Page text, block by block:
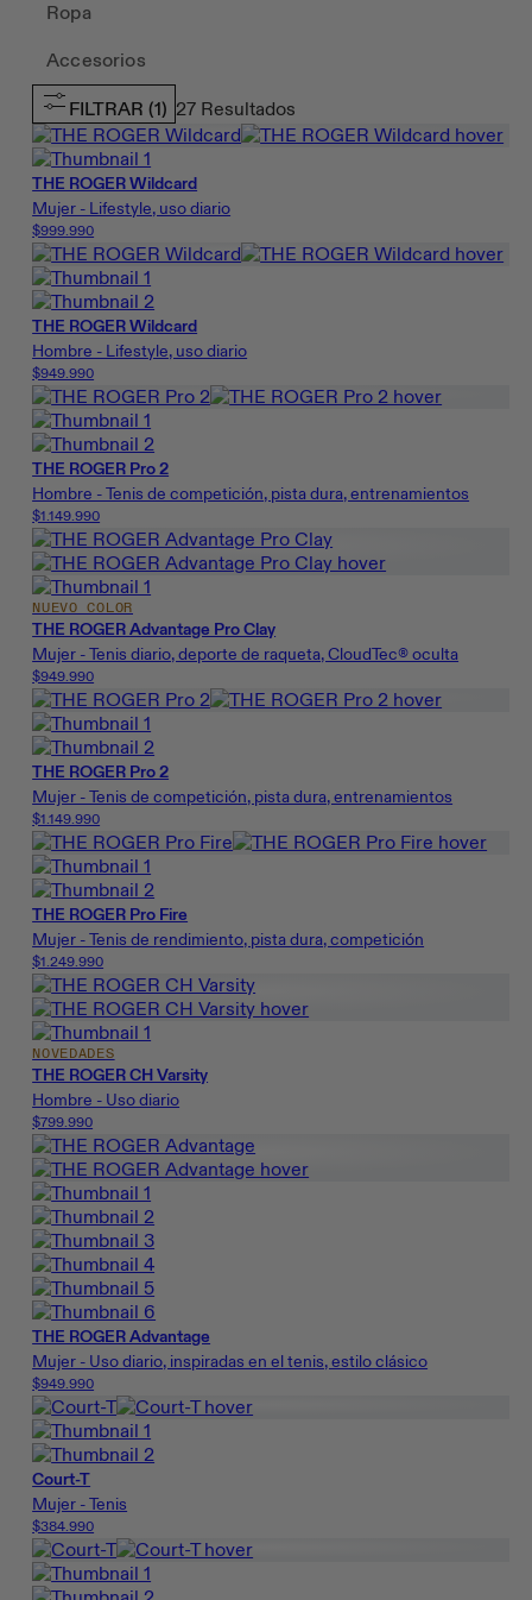
Ropa
Accesorios
FILTRAR (1) 27 Resultados
THE ROGER Wildcard
Mujer - Lifestyle, uso diario
$999.990
THE ROGER Wildcard
Hombre - Lifestyle, uso diario
$949.990
THE ROGER Pro 2
Hombre - Tenis de competición, pista dura, entrenamientos
$1.149.990
NUEVO COLOR
THE ROGER Advantage Pro Clay
Mujer - Tenis diario, deporte de raqueta, CloudTec® oculta
$949.990
THE ROGER Pro 2
Mujer - Tenis de competición, pista dura, entrenamientos
$1.149.990
THE ROGER Pro Fire
Mujer - Tenis de rendimiento, pista dura, competición
$1.249.990
NOVEDADES
THE ROGER CH Varsity
Hombre - Uso diario
$799.990
THE ROGER Advantage
Mujer - Uso diario, inspiradas en el tenis, estilo clásico
$949.990
Court-T
Mujer - Tenis
$384.990